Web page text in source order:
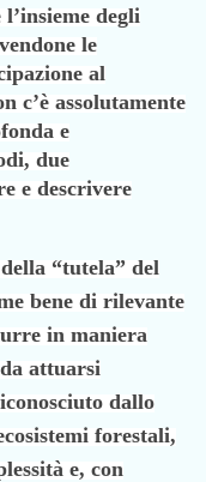
degli
le
al
c’è assolutamente
e
due
e descrivere
“tutela” del
bene di rilevante
in maniera
attuarsi
dallo
forestali,
e, con